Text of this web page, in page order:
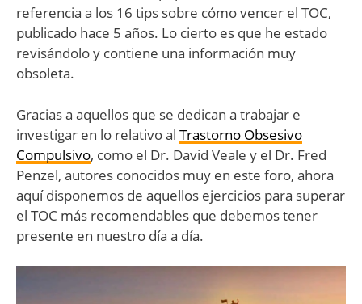
referencia a los 16 tips sobre cómo vencer el TOC,
publicado hace 5 años. Lo cierto es que he estado
revisándolo y contiene una información muy
obsoleta.
Gracias a aquellos que se dedican a trabajar e
investigar en lo relativo al Trastorno Obsesivo
Compulsivo, como el Dr. David Veale y el Dr. Fred
Penzel, autores conocidos muy en este foro, ahora
aquí disponemos de aquellos ejercicios para superar
el TOC más recomendables que debemos tener
presente en nuestro día a día.